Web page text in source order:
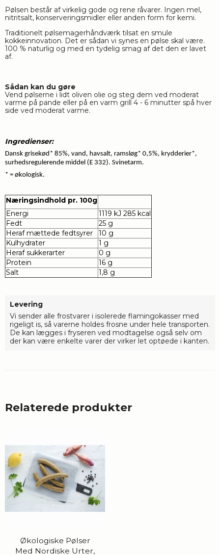
Pølsen består af virkelig gode og rene råvarer. Ingen mel,
nitritsalt, konserveringsmidler eller anden form for kemi.
Traditionelt pølsemagerhåndværk tilsat en smule
kokkeinnovation. Det er sådan vi synes en pølse skal være.
100 % naturlig og med en tydelig smag af det den er lavet
af.
Sådan kan du gøre
Vend pølserne i lidt oliven olie og steg dem ved moderat
varme på pande eller på en varm grill 4 - 6 minutter spå hver
side ved moderat varme.
Ingredienser:
Dansk grisekød* 85%, vand, havsalt, ramsløg* 0,5%, krydderier*,
surhedsregulerende middel (E 332). Svinetarm.
* = økologisk.
Næringsindhold pr. 100g
Energi
1119 kJ 285 kcal
Fedt
25 g
Heraf mættede fedtsyrer
10 g
Kulhydrater
1 g
Heraf sukkerarter
0 g
Protein
16 g
Salt
1,8 g
Levering
Vi sender alle frostvarer i isolerede flamingokasser med
rigeligt is, så varerne holdes frosne under hele transporten.
De kan lægges i fryseren ved modtagelse også selv om
der kan være enkelte varer der virker let optøede i kanten.
Relaterede produkter
Økologiske Pølser
Med Nordiske Urter,